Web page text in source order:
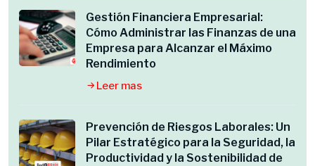
Gestión Financiera Empresarial:
Cómo Administrar las Finanzas de una
Empresa para Alcanzar el Máximo
Rendimiento
Leer mas
Prevención de Riesgos Laborales: Un
Pilar Estratégico para la Seguridad, la
Productividad y la Sostenibilidad de